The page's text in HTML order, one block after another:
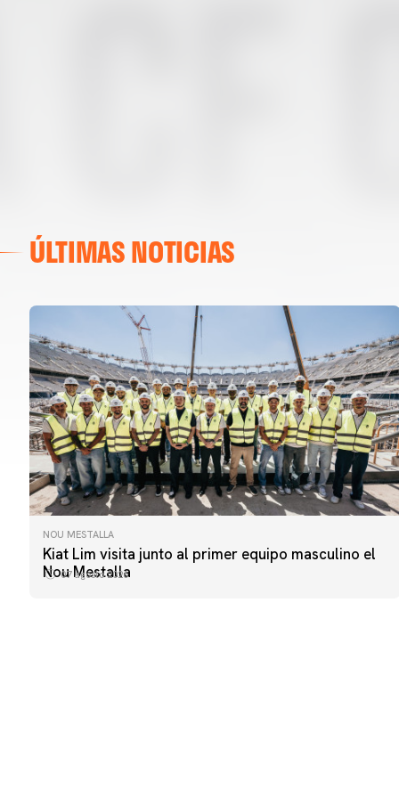
ÚLTIMAS NOTICIAS
NOU MESTALLA
Kiat Lim visita junto al primer equipo masculino el
Nou Mestalla
07 agosto 2026
PRIMER EQUIPO
ENTRENAMIENTO DEL VALENCIA CF 7/8/2026